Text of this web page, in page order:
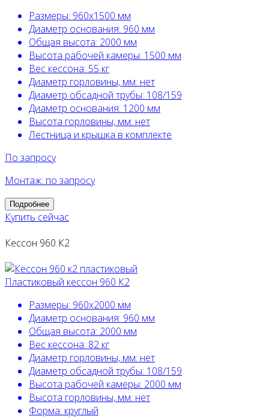
Размеры: 960х1500 мм
Диаметр основания: 960 мм
Общая высота: 2000 мм
Высота рабочей камеры: 1500 мм
Вес кессона: 55 кг
Диаметр горловины, мм: нет
Диаметр обсадной трубы: 108/159
Диаметр основания: 1200 мм
Высота горловины, мм: нет
Лестница и крышка в комплекте
По запросу
Монтаж: по запросу
Подробнее
Купить сейчас
Кессон 960 К2
Пластиковый кессон 960 К2
Размеры: 960х2000 мм
Диаметр основания: 960 мм
Общая высота: 2000 мм
Вес кессона: 82 кг
Диаметр горловины, мм: нет
Диаметр обсадной трубы: 108/159
Высота рабочей камеры: 2000 мм
Высота горловины, мм: нет
Форма: круглый